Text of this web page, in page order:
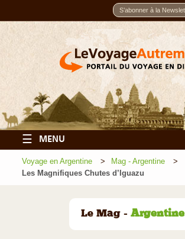
☰ MENU
Voyage en Argentine
Mag - Argentine
Les Magnifiques Chutes d’Iguazu
Le Mag - Argentine